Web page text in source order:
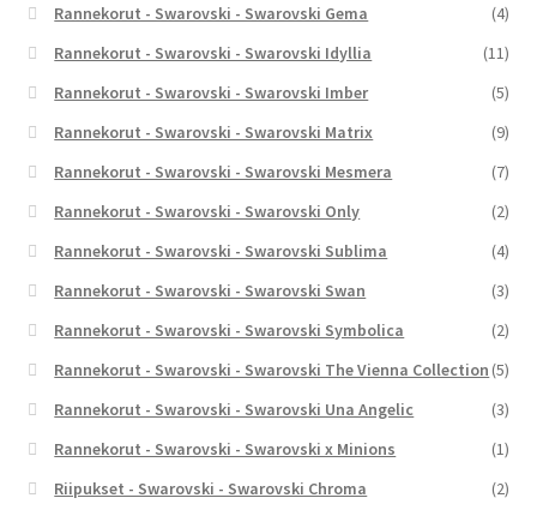
Rannekorut - Swarovski - Swarovski Gema
(4)
Rannekorut - Swarovski - Swarovski Idyllia
(11)
Rannekorut - Swarovski - Swarovski Imber
(5)
Rannekorut - Swarovski - Swarovski Matrix
(9)
Rannekorut - Swarovski - Swarovski Mesmera
(7)
Rannekorut - Swarovski - Swarovski Only
(2)
Rannekorut - Swarovski - Swarovski Sublima
(4)
Rannekorut - Swarovski - Swarovski Swan
(3)
Rannekorut - Swarovski - Swarovski Symbolica
(2)
Rannekorut - Swarovski - Swarovski The Vienna Collection (5)
Rannekorut - Swarovski - Swarovski Una Angelic
(3)
Rannekorut - Swarovski - Swarovski x Minions
(1)
Riipukset - Swarovski - Swarovski Chroma
(2)